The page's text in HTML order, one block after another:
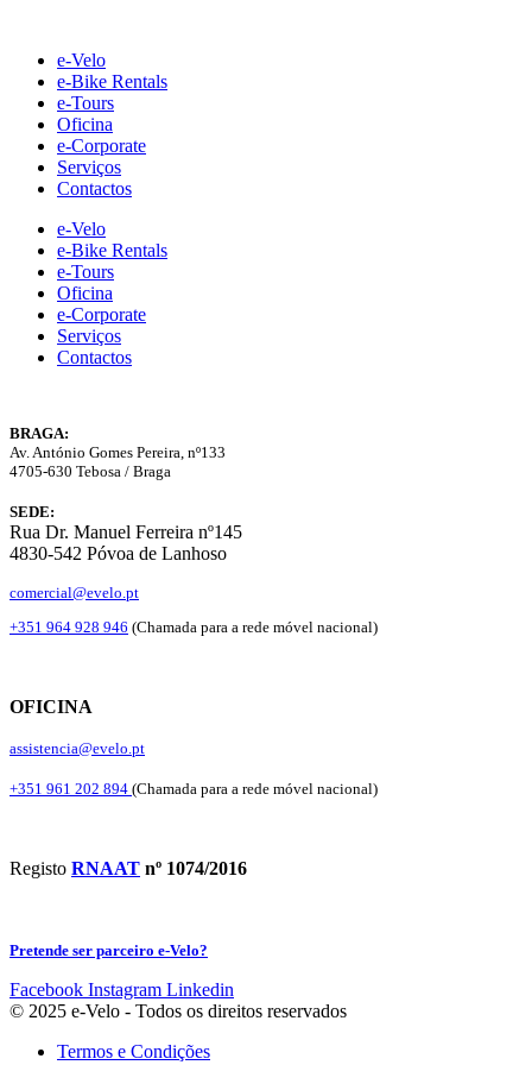
contente-Velo
e-Bike Rentals
e-Tours
Oficina
e-Corporate
Serviços
Contactos
e-Velo
e-Bike Rentals
e-Tours
Oficina
e-Corporate
Serviços
Contactos
BRAGA:
Av. António Gomes Pereira, nº133
4705-630 Tebosa / Braga
SEDE:
Rua Dr. Manuel Ferreira nº145
4830-542 Póvoa de Lanhoso
comercial@evelo.pt
+351 964 928 946 (Chamada para a rede móvel nacional)
OFICINA
assistencia@evelo.pt
+351 961 202 894 (Chamada para a rede móvel nacional)
Registo RNAAT nº 1074/2016
Pretende ser parceiro e-Velo?
Facebook Instagram Linkedin
© 2025 e-Velo - Todos os direitos reservados
Termos e Condições